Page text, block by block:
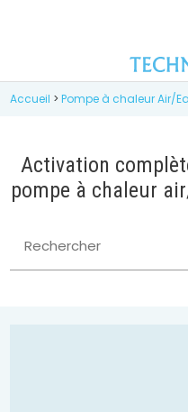
Accueil >Pompe à chaleur Air/
Activation
pompe à chaleur
Rechercher